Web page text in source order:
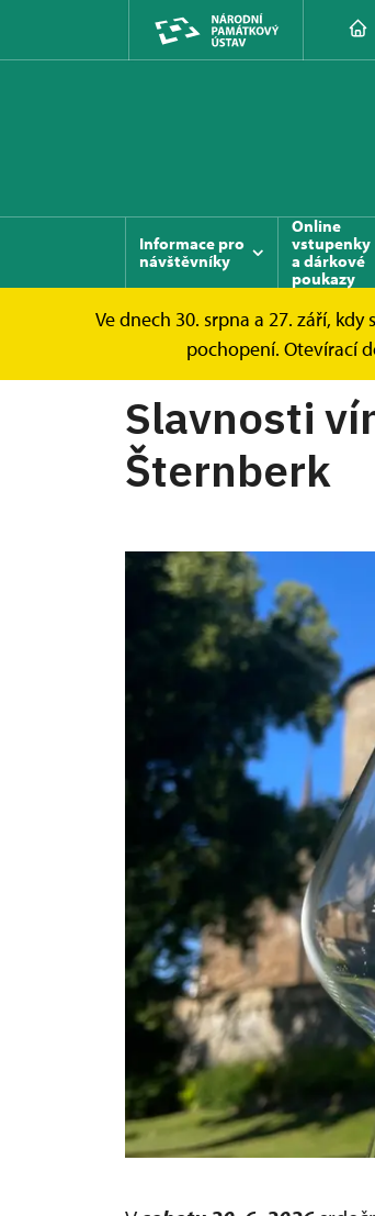
Informace pro
návštěvníky
Online
vstupenky
a dárkové
poukazy
Ve dnech 30. srpna a 27. září,
pochopení. Otevírací
Hrad Šternberk Akce
Slavnosti
Šternberk